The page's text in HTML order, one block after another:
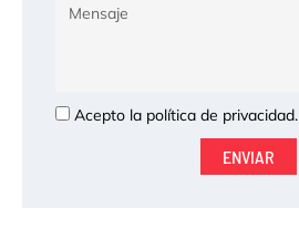
Mensaje
Aceptación
Acepto la política de privacidad.
ENVIAR